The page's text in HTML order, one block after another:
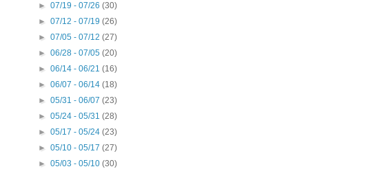
►07/19 - 07/26(30)
►07/12 - 07/19(26)
►07/05 - 07/12(27)
►06/28 - 07/05(20)
►06/14 - 06/21(16)
►06/07 - 06/14(18)
►05/31 - 06/07(23)
►05/24 - 05/31(28)
►05/17 - 05/24(23)
►05/10 - 05/17(27)
►05/03 - 05/10(30)